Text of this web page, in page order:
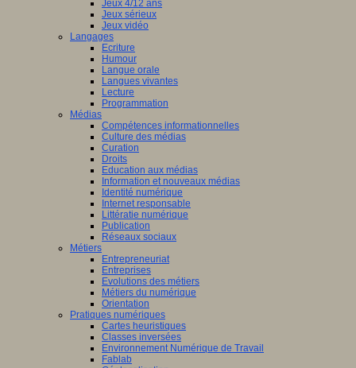
Jeux 4/12 ans
Jeux sérieux
Jeux vidéo
Langages
Ecriture
Humour
Langue orale
Langues vivantes
Lecture
Programmation
Médias
Compétences informationnelles
Culture des médias
Curation
Droits
Education aux médias
Information et nouveaux médias
Identité numérique
Internet responsable
Littératie numérique
Publication
Réseaux sociaux
Métiers
Entrepreneuriat
Entreprises
Evolutions des métiers
Métiers du numérique
Orientation
Pratiques numériques
Cartes heuristiques
Classes inversées
Environnement Numérique de Travail
Fablab